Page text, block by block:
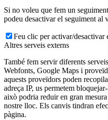
Si no voleu que fem un
podeu desactivar el seguiment al
Feu clic per activar/
Altres serveis externs
També fem servir diferents
Webfonts, Google Maps i
aquests proveïdors poden
adreça IP, us permetem
això podria reduir en gran
nostre lloc. Els canvis tindran
pàgina.